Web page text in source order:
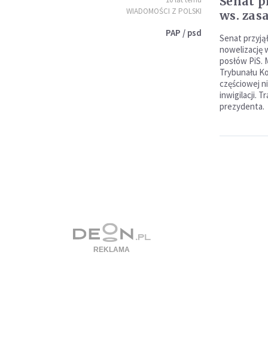
WIADOMOŚCI Z POLSKI
PAP / psd
ws.
Senat
nowelizację
posłów PiS.
Trybunału
częściowej
inwigilacji.
prezydenta.